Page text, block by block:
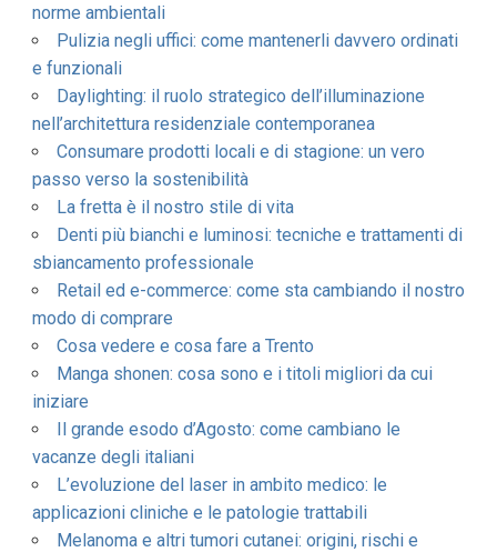
norme ambientali
Pulizia negli uffici: come mantenerli davvero ordinati
e funzionali
Daylighting: il ruolo strategico dell’illuminazione
nell’architettura residenziale contemporanea
Consumare prodotti locali e di stagione: un vero
passo verso la sostenibilità
La fretta è il nostro stile di vita
Denti più bianchi e luminosi: tecniche e trattamenti di
sbiancamento professionale
Retail ed e-commerce: come sta cambiando il nostro
modo di comprare
Cosa vedere e cosa fare a Trento
Manga shonen: cosa sono e i titoli migliori da cui
iniziare
Il grande esodo d’Agosto: come cambiano le
vacanze degli italiani
L’evoluzione del laser in ambito medico: le
applicazioni cliniche e le patologie trattabili
Melanoma e altri tumori cutanei: origini, rischi e